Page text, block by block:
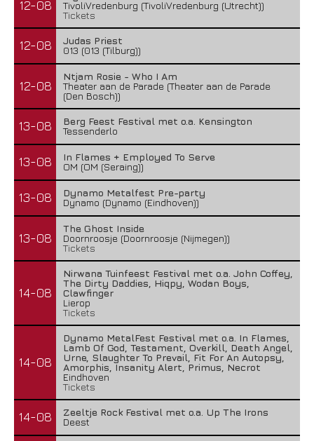
12-08
TivoliVredenburg (TivoliVredenburg (Utrecht))
Tickets
12-08
Judas Priest
013 (013 (Tilburg))
12-08
Ntjam Rosie - Who I Am
Theater aan de Parade (Theater aan de Parade
(Den Bosch))
13-08
Berg Feest Festival met o.a. Kensington
Tessenderlo
13-08
In Flames + Employed To Serve
OM (OM (Seraing))
13-08
Dynamo Metalfest Pre-party
Dynamo (Dynamo (Eindhoven))
13-08
The Ghost Inside
Doornroosje (Doornroosje (Nijmegen))
Tickets
14-08
Nirwana Tuinfeest Festival met o.a. John Coffey,
The Dirty Daddies, Hiqpy, Wodan Boys,
Clawfinger
Lierop
Tickets
14-08
Dynamo MetalFest Festival met o.a. In Flames,
Lamb Of God, Testament, Overkill, Death Angel,
Urne, Slaughter To Prevail, Fit For An Autopsy,
Amorphis, Insanity Alert, Primus, Necrot
Eindhoven
Tickets
14-08
Zeeltje Rock Festival met o.a. Up The Irons
Deest